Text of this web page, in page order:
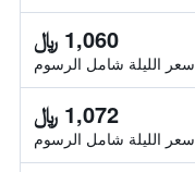
1,060 ﷼
سعر الليلة شامل الرسوم
1,072 ﷼
سعر الليلة شامل الرسوم